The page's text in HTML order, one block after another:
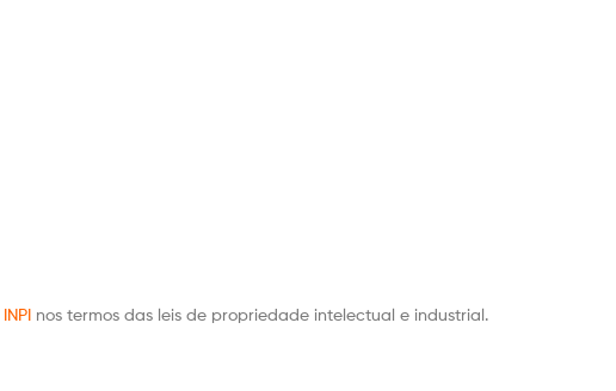
INPI nos termos das leis de propriedade intelectual e industrial.